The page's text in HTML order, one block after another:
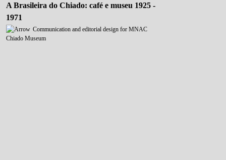
A Brasileira do Chiado: café e museu 1925 -
1971
Communication and editorial design for MNAC
Chiado Museum